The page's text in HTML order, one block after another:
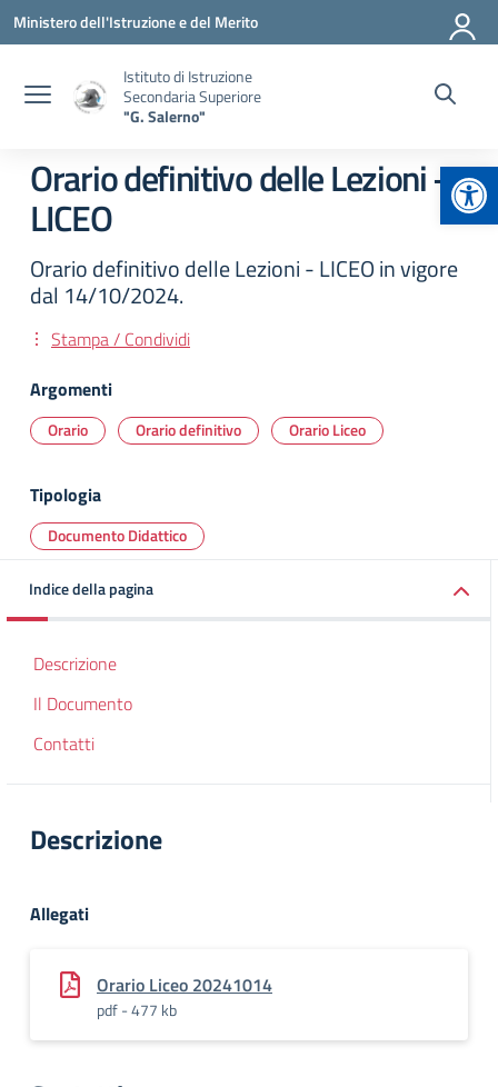
Vai ai contenuti
Vai al menu di navigazione
Vai al footer
Ministero dell'Istruzione e del Merito
Istituto di Istruzione
Secondaria Superiore
"G. Salerno"
Orario definitivo delle Lezioni –
LICEO
Orario definitivo delle Lezioni - LICEO in vigore
dal 14/10/2024.
Stampa / Condividi
Argomenti
Orario Orario definitivo Orario Liceo
Tipologia
Documento Didattico
Indice della pagina
Descrizione
Il Documento
Contatti
Descrizione
Allegati
Orario Liceo 20241014
pdf - 477 kb